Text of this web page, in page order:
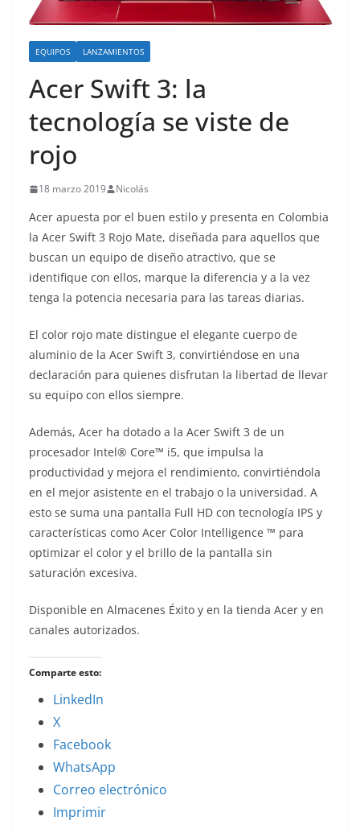
EQUIPOS LANZAMIENTOS
Acer Swift 3: la
tecnología se viste de
rojo
18 marzo 2019 Nicolás
Acer apuesta por el buen estilo y presenta en Colombia
la Acer Swift 3 Rojo Mate, diseñada para aquellos que
buscan un equipo de diseño atractivo, que se
identifique con ellos, marque la diferencia y a la vez
tenga la potencia necesaria para las tareas diarias.
El color rojo mate distingue el elegante cuerpo de
aluminio de la Acer Swift 3, convirtiéndose en una
declaración para quienes disfrutan la libertad de llevar
su equipo con ellos siempre.
Además, Acer ha dotado a la Acer Swift 3 de un
procesador Intel® Core™ i5, que impulsa la
productividad y mejora el rendimiento, convirtiéndola
en el mejor asistente en el trabajo o la universidad. A
esto se suma una pantalla Full HD con tecnología IPS y
características como Acer Color Intelligence ™ para
optimizar el color y el brillo de la pantalla sin
saturación excesiva.
Disponible en Almacenes Éxito y en la tienda Acer y en
canales autorizados.
Comparte esto:
LinkedIn
X
Facebook
WhatsApp
Correo electrónico
Imprimir